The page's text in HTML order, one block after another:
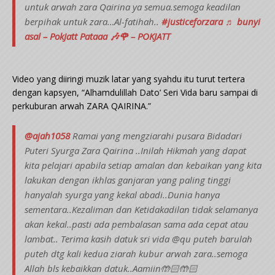
untuk arwah zara Qairina ya semua.semoga keadilan
berpihak untuk zara…Al-fatihah.. #justiceforzara ♬ bunyi
asal – PokJatt Pataaa 🎶🌹 – POKJATT
Video yang diiringi muzik latar yang syahdu itu turut tertera
dengan kapsyen, “Alhamdulillah Dato’ Seri Vida baru sampai di
perkuburan arwah ZARA QAIRINA.”
@ajah1058Ramai yang mengziarahi pusara Bidadari
Puteri Syurga Zara Qairina ..Inilah Hikmah yang dapat
kita pelajari apabila setiap amalan dan kebaikan yang kita
lakukan dengan ikhlas ganjaran yang paling tinggi
hanyalah syurga yang kekal abadi..Dunia hanya
sementara..Kezaliman dan Ketidakadilan tidak selamanya
akan kekal..pasti ada pembalasan sama ada cepat atau
lambat.. Terima kasih datuk sri vida @qu puteh barulah
puteh dtg kali kedua ziarah kubur arwah zara..semoga
Allah bls kebaikkan datuk..Aamiin🤲🏻🤲🏻